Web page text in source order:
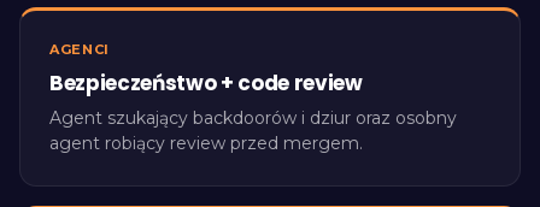
AGENCI
Bezpieczeństwo + code review
Agent szukający backdoorów i dziur oraz osobny
agent robiący review przed mergem.